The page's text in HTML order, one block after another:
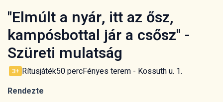
"Elmúlt a nyár, itt az ősz,
kampósbottal jár a csősz" -
Szüreti mulatság
3+ Rítusjáték50 percFényes terem - Kossuth u. 1.
Rendezte